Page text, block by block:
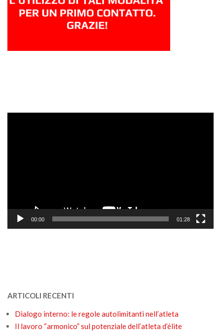
00:00 01:28
ARTICOLI RECENTI
Dialogo interno: le regole autolimitanti nell’atleta
Il lavoro “armonico” sul potenziale dell’atleta d’élite